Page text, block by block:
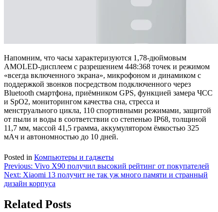
Напомним, что часы характеризуются 1,78-дюймовым
AMOLED-дисплеем с разрешением 448:368 точек и режимом
«всегда включенного экрана», микрофоном и динамиком с
поддержкой звонков посредством подключенного через
Bluetooth смартфона, приёмником GPS, функцией замера ЧСС
и SpO2, мониторингом качества сна, стресса и
менструального цикла, 110 спортивными режимами, защитой
от пыли и воды в соответствии со степенью IP68, толщиной
11,7 мм, массой 41,5 грамма, аккумулятором ёмкостью 325
мАч и автономностью до 10 дней.
Posted in Компьютеры и гаджеты
Навигация
по
Previous: Vivo X90 получил высокий рейтинг от покупателей
Next: Xiaomi 13 получит не так уж много памяти и странный
дизайн корпуса
Related Posts